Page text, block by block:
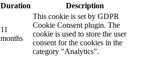
Duration Description
11
months
This cookie is set by GDPR
Cookie Consent plugin. The
cookie is used to store the user
consent for the cookies in the
category "Analytics".